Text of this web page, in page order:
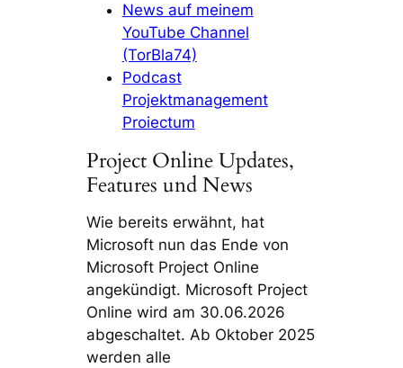
News auf meinem
YouTube Channel
(TorBla74)
Podcast
Projektmanagement
Proiectum
Project Online Updates,
Features und News
Wie bereits erwähnt, hat
Microsoft nun das Ende von
Microsoft Project Online
angekündigt. Microsoft Project
Online wird am 30.06.2026
abgeschaltet. Ab Oktober 2025
werden alle